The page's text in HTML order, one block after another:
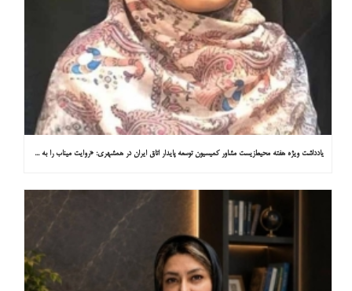
یادداشت ویژه هفته محیط‌زیست مشاور کمیسیون توسعه پایدار اتاق ایران در همشهری: «روایت میناب را به کاپ ۳۱ ببریم»